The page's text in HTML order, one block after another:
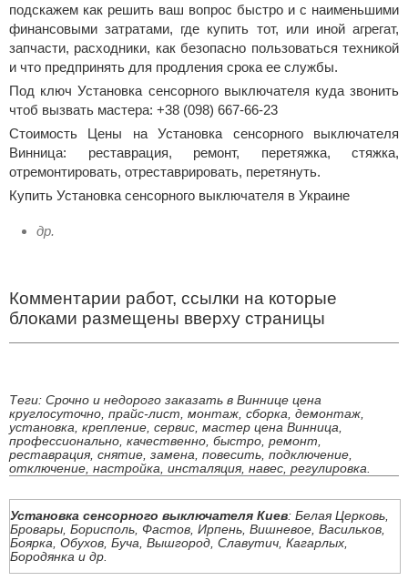
подскажем как решить ваш вопрос быстро и с наименьшими
финансовыми затратами, где купить тот, или иной агрегат,
запчасти, расходники, как безопасно пользоваться техникой
и что предпринять для продления срока ее службы.
Под ключ Установка сенсорного выключателя куда звонить
чтоб вызвать мастера: +38 (098) 667-66-23
Стоимость Цены на Установка сенсорного выключателя
Винница: реставрация, ремонт, перетяжка, стяжка,
отремонтировать, отреставрировать, перетянуть.
Купить Установка сенсорного выключателя в Украине
др.
Комментарии работ, ссылки на которые
блоками размещены вверху страницы
Теги: Срочно и недорого заказать в Виннице цена
круглосуточно, прайс-лист, монтаж, сборка, демонтаж,
установка, крепление, сервис, мастер цена Винница,
профессионально, качественно, быстро, ремонт,
реставрация, снятие, замена, повесить, подключение,
отключение, настройка, инсталяция, навес, регулировка.
Установка сенсорного выключателя Киев: Белая Церковь,
Бровары, Борисполь, Фастов, Ирпень, Вишневое, Васильков,
Боярка, Обухов, Буча, Вышгород, Славутич, Кагарлых,
Бородянка и др.